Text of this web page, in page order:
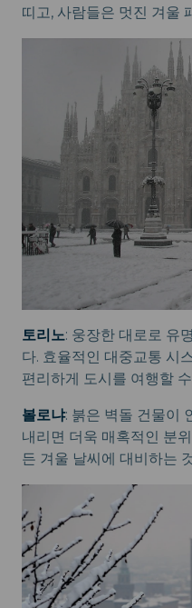
띠고, 사람들은 멋진 겨울
토리노: 웅장한 대로로 유
다. 효율적인 대중교통 시
편리하게 도시를 여행할
볼로냐: 붉은 벽돌 건물이
내리면 더욱 매혹적인 분
든 겨울 날씨에 대비하는